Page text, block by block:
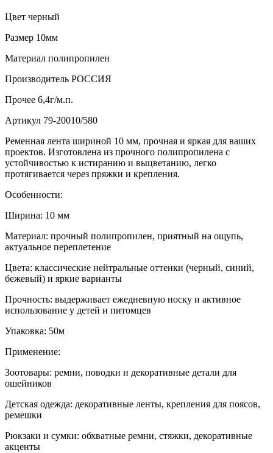
Цвет черный
Размер 10мм
Материал полипропилен
Производитель РОССИЯ
Прочее 6,4г/м.п.
Артикул 79-20010/580
Ременная лента шириной 10 мм, прочная и яркая для ваших
проектов. Изготовлена из прочного полипропилена с
устойчивостью к истиранию и выцветанию, легко
протягивается через пряжки и крепления.
Особенности:
Ширина: 10 мм
Материал: прочный полипропилен, приятный на ощупь,
актуальное переплетение
Цвета: классические нейтральные оттенки (черный, синий,
бежевый) и яркие варианты
Прочность: выдерживает ежедневную носку и активное
использование у детей и питомцев
Упаковка: 50м
Применение:
Зоотовары: ремни, поводки и декоративные детали для
ошейников
Детская одежда: декоративные ленты, крепления для поясов,
ремешки
Рюкзаки и сумки: обхватные ремни, стяжки, декоративные
акценты